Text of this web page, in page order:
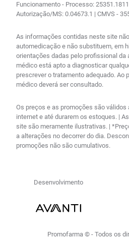
Funcionamento - Processo:
Autorização/MS: 0.04673.1 | CMVS -
As informações contidas neste site
automedicação e não substituem, em
orientações dadas pelo profissional da
médico está apto a diagnosticar
prescrever o tratamento adequado. Ao
médico deverá ser consultado.
Os preços e as promoções são válidos
internet e até durarem os estoques. |
site são meramente ilustrativas. |
a alterações no decorrer do dia.
promoções não são cumulativos.
Desenvolvimento
Promofarma © - Todos os